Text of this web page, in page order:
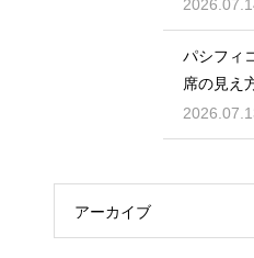
パシフィ
席の見え
規模感も
アーカイブ